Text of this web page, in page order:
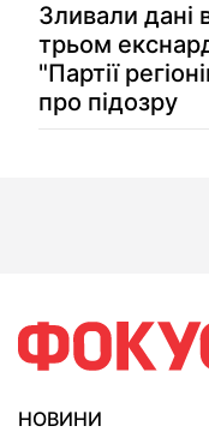
Зливали дані
трьом
"Партії
про підозру
НОВИНИ